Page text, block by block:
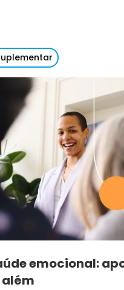
emocional:
além